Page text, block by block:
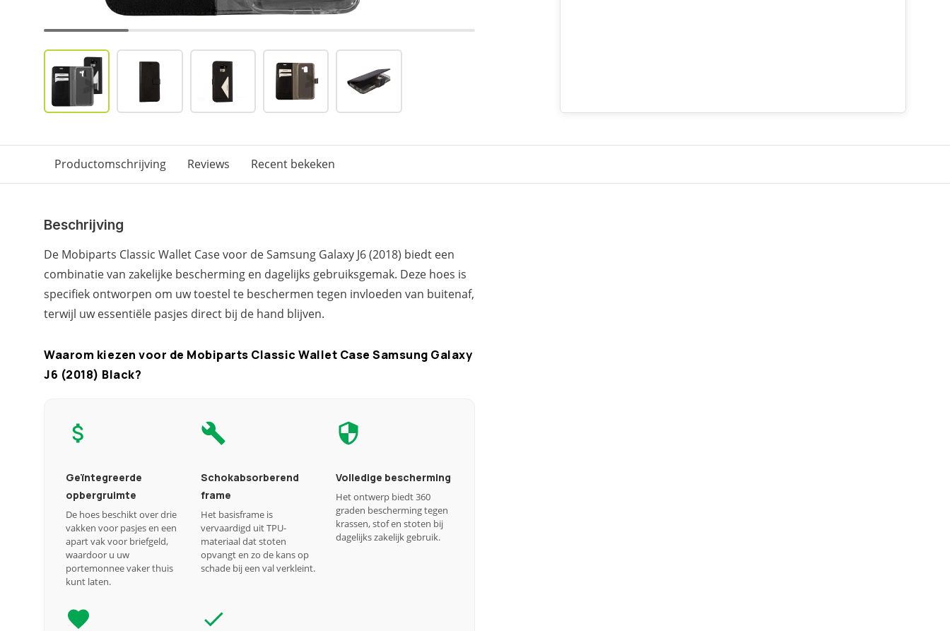
Productomschrijving Reviews Recent bekeken
Beschrijving
De Mobiparts Classic Wallet Case voor de Samsung Galaxy J6 (2018) biedt een
combinatie van zakelijke bescherming en dagelijks gebruiksgemak. Deze hoes is
specifiek ontworpen om uw toestel te beschermen tegen invloeden van buitenaf,
terwijl uw essentiële pasjes direct bij de hand blijven.
Waarom kiezen voor de Mobiparts Classic Wallet Case Samsung Galaxy
J6 (2018) Black?
Geïntegreerde
opbergruimte
De hoes beschikt over drie
vakken voor pasjes en een
apart vak voor briefgeld,
waardoor u uw
portemonnee vaker thuis
kunt laten.
Schokabsorberend
frame
Het basisframe is
vervaardigd uit TPU-
materiaal dat stoten
opvangt en zo de kans op
schade bij een val verkleint.
Volledige bescherming
Het ontwerp biedt 360
graden bescherming tegen
krassen, stof en stoten bij
dagelijks zakelijk gebruik.